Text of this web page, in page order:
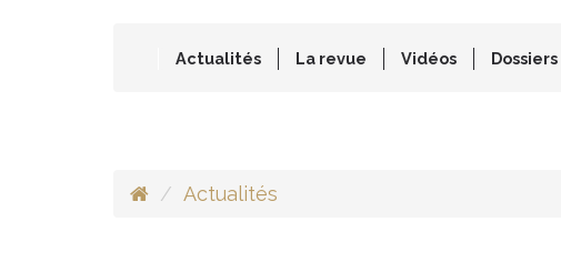
Actualités La revue Vidéos Dossiers
Actualités